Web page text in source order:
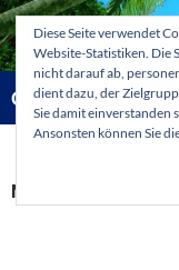
Zum
Inhalt
springen
Capri-Soft
Suchen
Monatsarchiv:
Diese Seite verwendet
Website-Statistiken. Die
nicht darauf ab,
dient dazu, der
Sie damit einverstanden
Ansonsten können Sie